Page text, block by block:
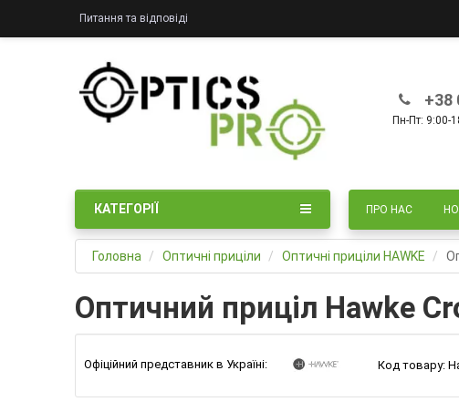
Питання та відповіді
+38
Пн-Пт: 9:00-
ПРО НАС
КАТЕГОРІЇ
Головна Оптичні приціли Оптичні приціли HAWKE
Оптичний приціл Hawke
Офіційний представник в Україні: Код товару: